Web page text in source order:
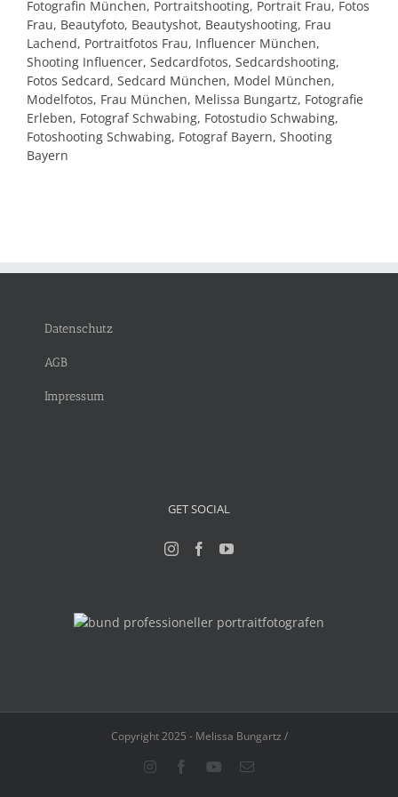
Fotografin München, Portraitshooting, Portrait Frau, Fotos
Frau, Beautyfoto, Beautyshot, Beautyshooting, Frau
Lachend, Portraitfotos Frau, Influencer München,
Shooting Influencer, Sedcardfotos, Sedcardshooting,
Fotos Sedcard, Sedcard München, Model München,
Modelfotos, Frau München, Melissa Bungartz, Fotografie
Erleben, Fotograf Schwabing, Fotostudio Schwabing,
Fotoshooting Schwabing, Fotograf Bayern, Shooting
Bayern
Datenschutz
AGB
Impressum
GET SOCIAL
Copyright 2025 - Melissa Bungartz /
InstagramFacebookYouTube
E-